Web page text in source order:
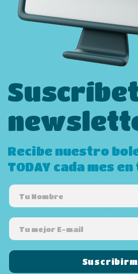
Recibe nuestro
TODAY cada mes